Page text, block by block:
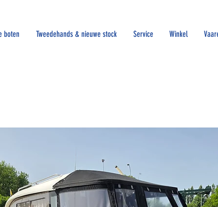
boten Tweedehands & nieuwe stock Service Winkel